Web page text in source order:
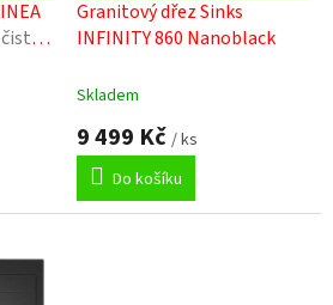
čistící
A
R
Granitový dřez Sinks
INFINITY 860 Nanoblack
Skladem
9 499 Kč / ks
Do košíku